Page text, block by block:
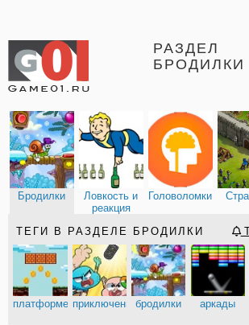
РАЗДЕЛ
БРОДИЛКИ
Бродилки
Ловкость и
реакция
Головоломки
ТЕГИ В РАЗДЕЛЕ БРОДИЛКИ
платформерыприключениябродилки аркады